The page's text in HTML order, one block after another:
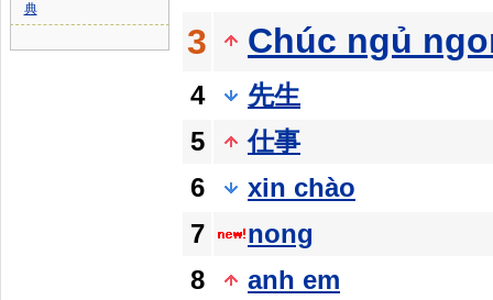
3
Chúc ngủ
4
先生
5
仕事
6
xin chào
7
nong
8
anh em
典